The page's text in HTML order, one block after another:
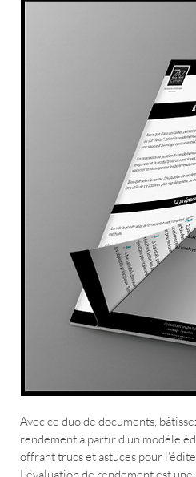
Avec ce duo de documents,
rendement à partir d’un modèle
offrant trucs et astuces pour